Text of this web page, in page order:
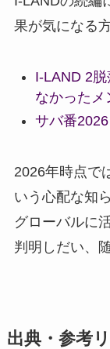
果が気になる
I-LAND 2
なかったメ
サバ番
2026年時点で
いう心配な知
グローバルに
判明しだい、
出典・参考